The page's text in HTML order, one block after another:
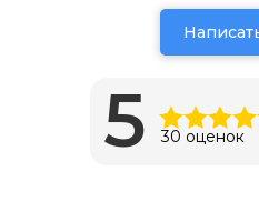
5 30 оценок